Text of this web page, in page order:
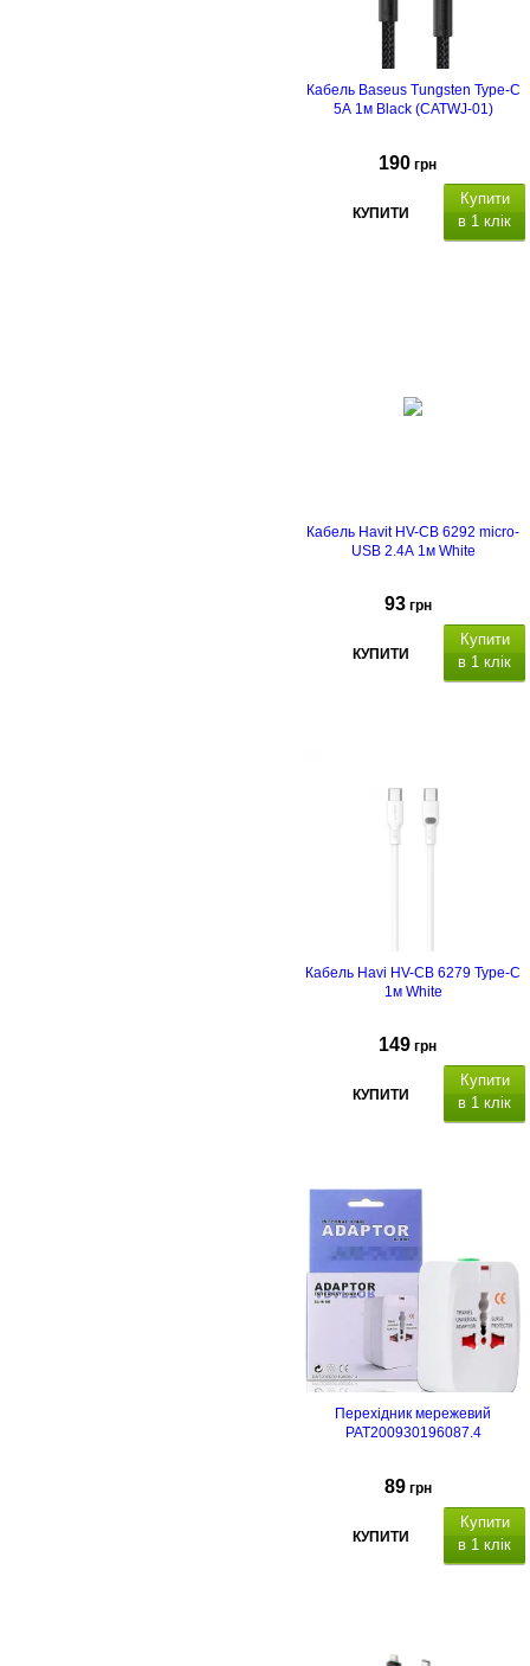
Кабель Baseus Tungsten Type-C
5А 1м Black (CATWJ-01)
190 грн
КУПИТИ
Купити
в 1 клік
Кабель Havit HV-CB 6292 micro-
USB 2.4А 1м White
93 грн
КУПИТИ
Купити
в 1 клік
Кабель Havi HV-CB 6279 Type-C
1м White
149 грн
КУПИТИ
Купити
в 1 клік
Перехідник мережевий
PAT200930196087.4
89 грн
КУПИТИ
Купити
в 1 клік